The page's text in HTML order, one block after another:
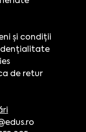
și condiții
de retur